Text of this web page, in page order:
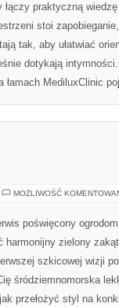
praktyczną
stoi
tak, aby ułatwiać
dotykają
łamach MediluxClinic
MOŻLIWOŚĆ
poświęcony
harmonijny zielony
szkicowej wizji
śródziemnomorska
przełożyć styl na